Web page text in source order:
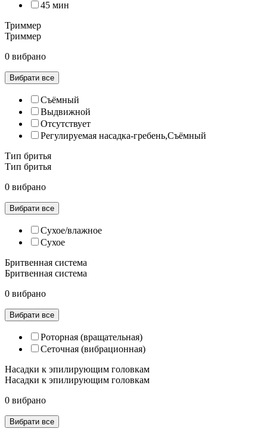
45 мин
Триммер
Триммер
0 вибрано
Вибрати все
Съёмный
Выдвижной
Отсутствует
Регулируемая насадка-гребень,Съёмный
Тип бритья
Тип бритья
0 вибрано
Вибрати все
Сухое/влажное
Сухое
Бритвенная система
Бритвенная система
0 вибрано
Вибрати все
Роторная (вращательная)
Сеточная (вибрационная)
Насадки к эпилирующим головкам
Насадки к эпилирующим головкам
0 вибрано
Вибрати все